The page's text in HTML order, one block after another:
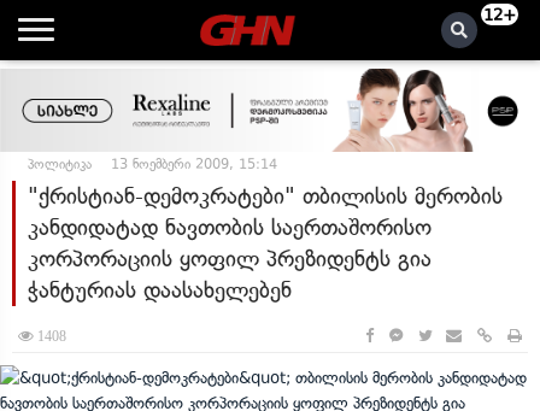
12+
პოლიტიკა 13 ნოემბერი 2009, 15:14
"ქრისტიან-დემოკრატები" თბილისის მერობის
კანდიდატად ნავთობის საერთაშორისო
კორპორაციის ყოფილ პრეზიდენტს გია
ჭანტურიას დაასახელებენ
1408